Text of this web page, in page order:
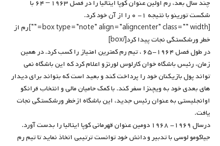
چند سال بعد، رم اولین عنوان کوپا ایتالیا را در فصل ۱۹۶۳ – ۶۴ با
شکست تورینو با نتیجه ۱- ۰ را از آن خود کرد.
[box type=”note” align=”aligncenter” class=”” width=””]رم از
خطر ورشکستگی نجات پیدا کرد[/box]
در طول فصل ۱۹۶۴-۶۵ ، تیم رم کمترین امتیاز را کسب کرد. در همین
زمان، رئیس باشگاه خوان کارلوس لورنزو اعلام کرد که این باشگاه نمی
تواند پول بازیکنان خود را پرداخت کند و بعید است که بتواند برای دیدار
های بعدی خود به ویچنزا سفر کند. با کمک حامیان مالی و انتخاب فرانکو
اوانجلیستی به عنوان رئیس جدید، این باشگاه ازخطر ورشکستگی نجات
یافت.
درسال ۱۹۶۹- ۱۹۶۸ دومین عنوان قهرمانی کوپا ایتالیا را بدست آورد.
جیاکومو لوسی با تدبیر و دانش خود توانست ترتیبی اتخاذ نماید تا تیم رم